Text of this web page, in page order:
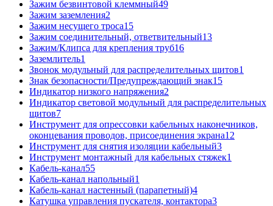
Зажим безвинтовой клеммный49
Зажим заземления2
Зажим несущего троса15
Зажим соединительный, ответвительный13
Зажим/Клипса для крепления труб16
Заземлитель1
Звонок модульный для распределительных щитов1
Знак безопасности/Предупреждающий знак15
Индикатор низкого напряжения2
Индикатор световой модульный для распределительных
щитов7
Инструмент для опрессовки кабельных наконечников,
оконцевания проводов, присоединения экрана12
Инструмент для снятия изоляции кабельный3
Инструмент монтажный для кабельных стяжек1
Кабель-канал55
Кабель-канал напольный1
Кабель-канал настенный (парапетный)4
Катушка управления пускателя, контактора3